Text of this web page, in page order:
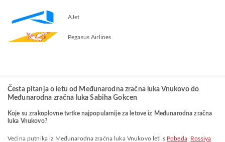
AJet
Pegasus Airlines
Česta pitanja o letu od Međunarodna zračna luka Vnukovo do
Međunarodna zračna luka Sabiha Gokcen
Koje su zrakoplovne tvrtke najpopularnije za letove iz Međunarodna zračna
luka Vnukovo?
Većina putnika iz Međunarodna zračna luka Vnukovo leti s Pobeda, Rossiya